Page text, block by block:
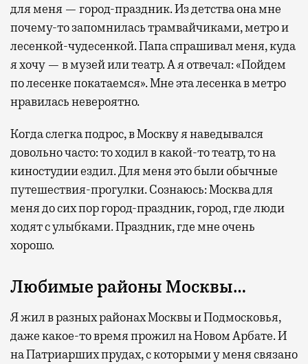
для меня — город-праздник. Из детства она мне
почему-то запомнилась трамвайчиками, метро и
лесенкой-чудесенкой. Папа спрашивал меня, куда
я хочу — в музей или театр. А я отвечал: «Пойдем
по лесенке покатаемся». Мне эта лесенка в метро
нравилась невероятно.
Когда слегка подрос, в Москву я наведывался
довольно часто: то ходил в какой-то театр, то на
киностудии ездил. Для меня это были обычные
путешествия-прогулки. Сознаюсь: Москва для
меня до сих пор город-праздник, город, где люди
ходят с улыбками. Праздник, где мне очень
хорошо.
Любимые районы Москвы…
Я жил в разных районах Москвы и Подмосковья,
даже какое-то время прожил на Новом Арбате. И
на Патриарших прудах, с которыми у меня связано